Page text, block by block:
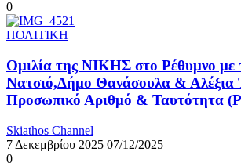
0
ΠΟΛΙΤΙΚΗ
Ομιλία της ΝΙΚΗΣ στο Ρέθυμνο με
Νατσιό,Δήμο Θανάσουλα & Αλέξια
Προσωπικό Αριθμό & Ταυτότητα
Skiathos Channel
7 Δεκεμβρίου 2025 07/12/2025
0